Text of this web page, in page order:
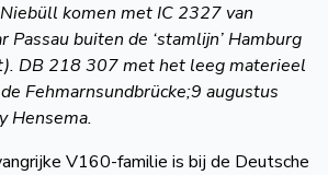
komen met IC 2327 van
Passau buiten de ‘stamlijn’ Hamburg
DB 218 307 met het leeg materieel
Fehmarnsundbrücke;9 augustus
Hensema.
V160-familie is bij de Deutsche